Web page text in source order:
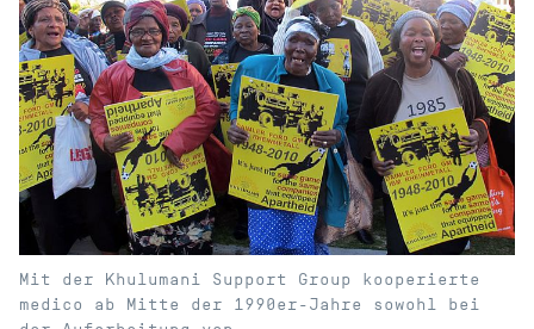
Mit der Khulumani Support Group kooperierte
medico ab Mitte der 1990er-Jahre sowohl bei